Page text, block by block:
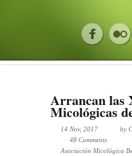
Arrancan las
Micológicas
14 Nov, 2017 by
48 Comments
Asociación Micológica